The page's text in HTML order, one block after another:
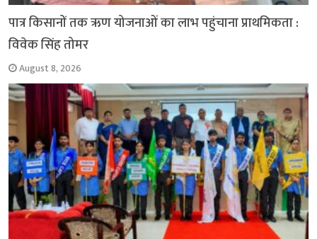
पात्र किसानों तक ऋण योजनाओं का लाभ पहुंचाना प्राथमिकता :
विवेक सिंह तोमर
August 8, 2026